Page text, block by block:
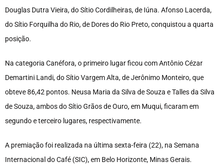
Douglas Dutra Vieira, do Sítio Cordilheiras, de Iúna. Afonso Lacerda,
do Sítio Forquilha do Rio, de Dores do Rio Preto, conquistou a quarta
posição.
Na categoria Canéfora, o primeiro lugar ficou com Antônio Cézar
Demartini Landi, do Sítio Vargem Alta, de Jerônimo Monteiro, que
obteve 86,42 pontos. Neusa Maria da Silva de Souza e Talles da Silva
de Souza, ambos do Sítio Grãos de Ouro, em Muqui, ficaram em
segundo e terceiro lugares, respectivamente.
A premiação foi realizada na última sexta-feira (22), na Semana
Internacional do Café (SIC), em Belo Horizonte, Minas Gerais.